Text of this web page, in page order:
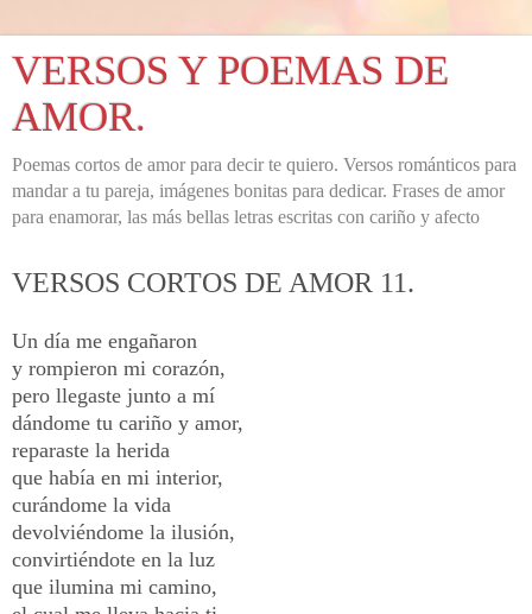
VERSOS Y POEMAS DE
AMOR.
Poemas cortos de amor para decir te quiero. Versos románticos para
mandar a tu pareja, imágenes bonitas para dedicar. Frases de amor
para enamorar, las más bellas letras escritas con cariño y afecto
VERSOS CORTOS DE AMOR 11.
Un día me engañaron
y rompieron mi corazón,
pero llegaste junto a mí
dándome tu cariño y amor,
reparaste la herida
que había en mi interior,
curándome la vida
devolviéndome la ilusión,
convirtiéndote en la luz
que ilumina mi camino,